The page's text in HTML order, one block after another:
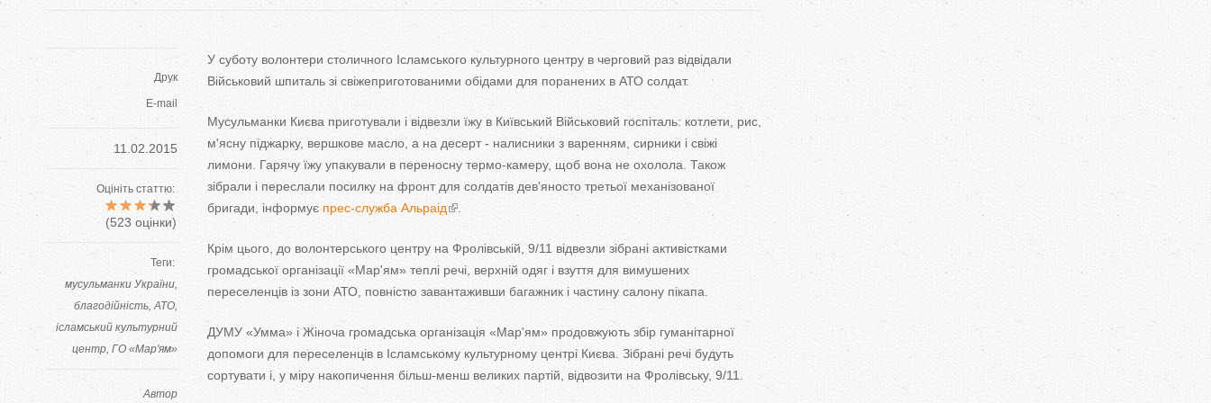
Друк
E-mail
11.02.2015
Оцініть статтю:
(523 оцінки)
Теги:
мусульманки України
благодійність АТО
ісламський культурний
центр ГО «Мар'ям»
Автор
У суботу волонтери столичного Ісламського культурного центру в черговий раз відвідали
Військовий шпиталь зі свіжеприготованими обідами для поранених в АТО солдат.
Мусульманки Києва приготували і відвезли їжу в Київський Військовий госпіталь: котлети, рис,
м'ясну піджарку, вершкове масло, а на десерт - налисники з варенням, сирники і свіжі
лимони. Гарячу їжу упакували в переносну термо-камеру, щоб вона не охолола. Також
зібрали і переслали посилку на фронт для солдатів дев'яносто третьої механізованої
бригади, інформує прес-служба Альраід
Крім цього, до волонтерського центру на Фролівській, 9/11 відвезли зібрані активістками
громадської організації «Мар'ям» теплі речі, верхній одяг і взуття для вимушених
переселенців із зони АТО, повністю завантаживши багажник і частину салону пікапа.
ДУМУ «Умма» і Жіноча громадська організація «Мар'ям» продовжують збір гуманітарної
допомоги для переселенців в Ісламському культурному центрі Києва. Зібрані речі будуть
сортувати і, у міру накопичення більш-менш великих партій, відвозити на Фролівську, 9/11.
T
b
s